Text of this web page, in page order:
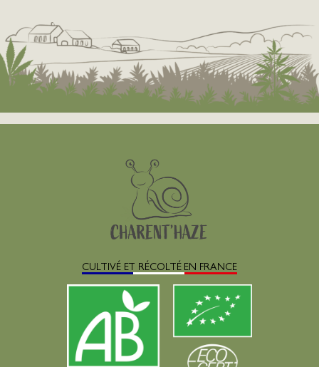
CULTIVÉ ET RÉCOLTÉ EN FRANCE